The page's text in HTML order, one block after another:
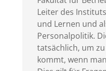
Leiter des
und Lernen und
Personalpolitik.
tatsächlich, um
kommt, wenn